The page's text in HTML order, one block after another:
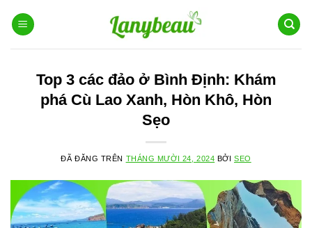
đến
Top 3 các đảo ở Bình Định: Khám
phá Cù Lao Xanh, Hòn Khô, Hòn
Sẹo
ĐÃ ĐĂNG TRÊN THÁNG MƯỜI 24, 2024 BỞISEO